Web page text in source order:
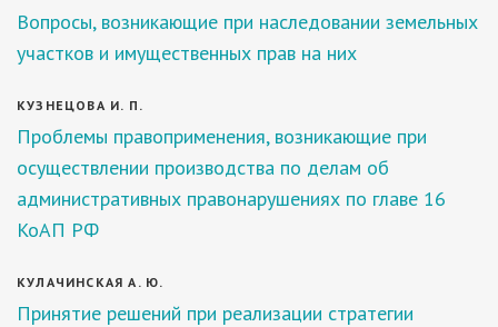
Вопросы, возникающие при наследовании земельных
участков и имущественных прав на них
КУЗНЕЦОВА И. П.
Проблемы правоприменения, возникающие при
осуществлении производства по делам об
административных правонарушениях по главе 16
КоАП РФ
КУЛАЧИНСКАЯ А. Ю.
Принятие решений при реализации стратегии